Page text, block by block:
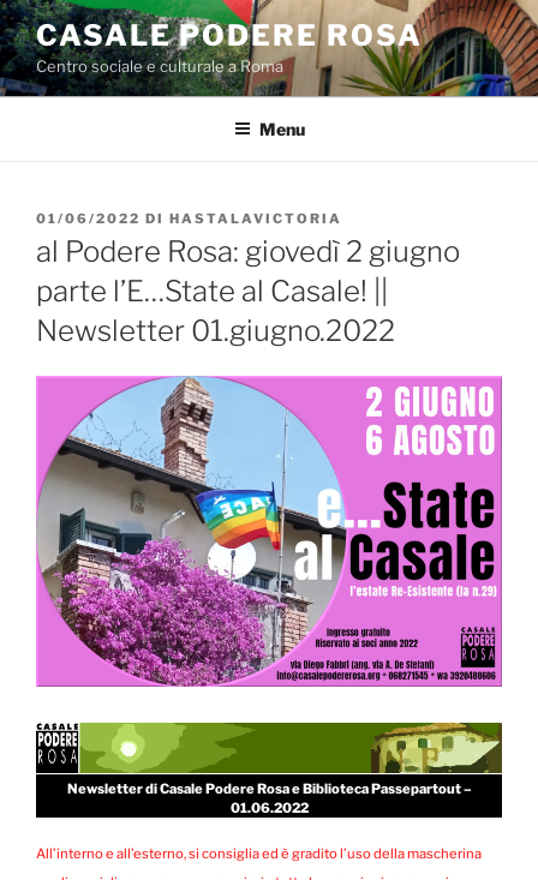
Salta
al
contenuto
CASALE PODERE ROSA
Centro sociale e culturale a Roma
Menu
PUBBLICATO
01/06/2022 DI HASTALAVICTORIA
al Podere Rosa: giovedì 2 giugno
parte l’E…State al Casale! ||
Newsletter 01.giugno.2022
Newsletter di Casale Podere Rosa e Biblioteca Passepartout –
01.06.2022
All’interno e all’esterno, si consiglia ed è gradito l’uso della mascherina